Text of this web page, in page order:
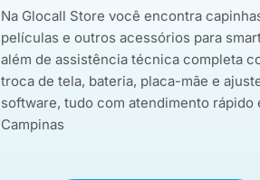
Na Glocall Store você encontra
películas e outros acessórios para
além de assistência técnica completa
troca de tela, bateria, placa-mãe e
software, tudo com atendimento rápido
Campinas